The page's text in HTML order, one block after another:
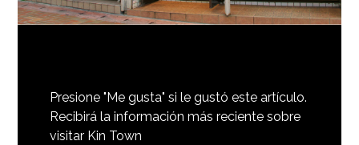
Presione "Me gusta" si le gustó este artículo.
Recibirá la información más reciente sobre
visitar Kin Town